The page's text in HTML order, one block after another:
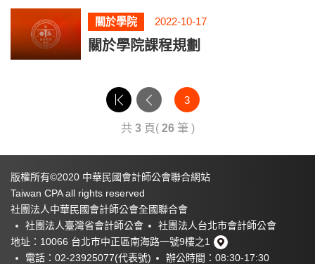
關於學院 2022-10-17
關於學院課程規劃
3
共 3頁( 26筆 )
版權所有©2020 中華民國會計師公會聯合網站
Taiwan CPA all rights reserved
社團法人中華民國會計師公會全國聯合會
社團法人臺灣省會計師公會
社團法人台北市會計師公會
地址：10066 台北市中正區南海路一號9樓之1
電話：02-23925077(代表號)
辦公時間：08:30-17:30